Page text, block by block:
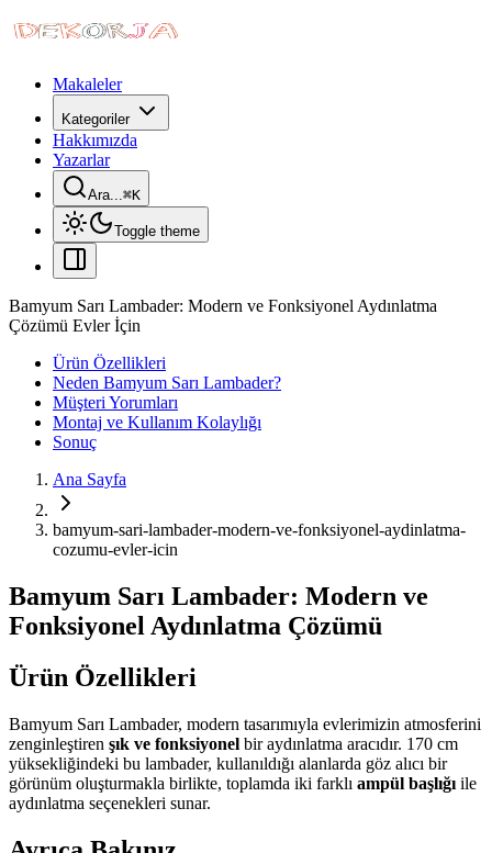
Makaleler
Kategoriler
Hakkımızda
Yazarlar
Ara...⌘K
Toggle theme
Bamyum Sarı Lambader: Modern ve Fonksiyonel Aydınlatma
Çözümü Evler İçin
Ürün Özellikleri
Neden Bamyum Sarı Lambader?
Müşteri Yorumları
Montaj ve Kullanım Kolaylığı
Sonuç
Ana Sayfa
bamyum-sari-lambader-modern-ve-fonksiyonel-aydinlatma-
cozumu-evler-icin
Bamyum Sarı Lambader: Modern ve
Fonksiyonel Aydınlatma Çözümü
Ürün Özellikleri
Bamyum Sarı Lambader, modern tasarımıyla evlerimizin atmosferini
zenginleştiren şık ve fonksiyonel bir aydınlatma aracıdır. 170 cm
yüksekliğindeki bu lambader, kullanıldığı alanlarda göz alıcı bir
görünüm oluşturmakla birlikte, toplamda iki farklı ampül başlığı ile
aydınlatma seçenekleri sunar.